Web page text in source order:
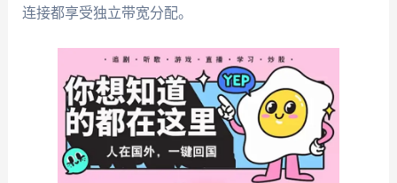
连接都享受独立带宽分配。